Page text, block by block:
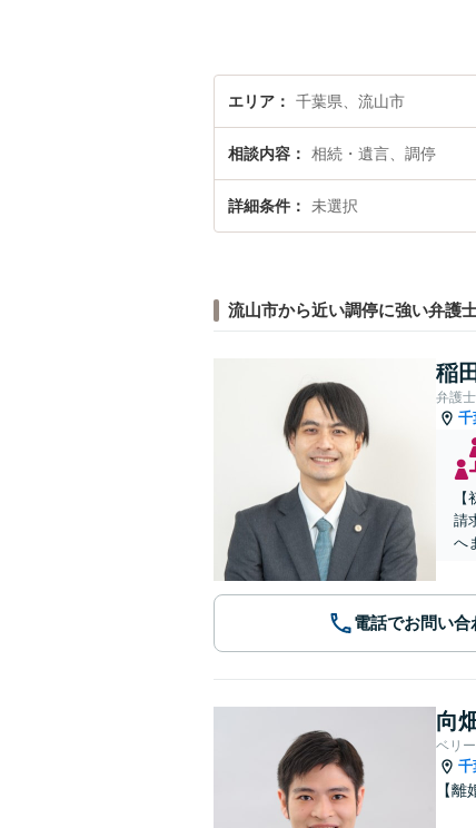
エリア 千葉県、流山市
相談内容 相続・遺言、調停
詳細条件 未選択
流山市から近い調停に強い弁護
稲
弁護
千
請
へ
電話でお問い合
向
ベリ
千
【